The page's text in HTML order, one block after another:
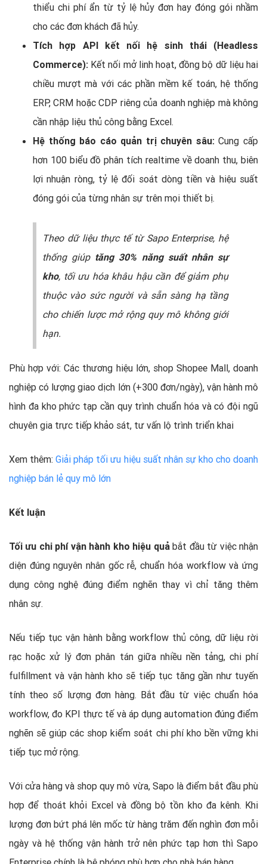
thiểu chi phí ẩn từ tỷ lệ hủy đơn hay đóng gói nhầm
cho các đơn khách đã hủy.
Tích hợp API kết nối hệ sinh thái (Headless
Commerce): Kết nối mở linh hoạt, đồng bộ dữ liệu hai
chiều mượt mà với các phần mềm kế toán, hệ thống
ERP, CRM hoặc CDP riêng của doanh nghiệp mà không
cần nhập liệu thủ công bằng Excel.
Hệ thống báo cáo quản trị chuyên sâu:Cung cấp
hơn 100 biểu đồ phân tích realtime về doanh thu, biên
lợi nhuận ròng, tỷ lệ đối soát dòng tiền và hiệu suất
đóng gói của từng nhân sự trên mọi thiết bị.
Theo dữ liệu thực tế từ Sapo Enterprise, hệ
thống giúptăng 30% năng suất nhân sự
kho, tối ưu hóa khâu hậu cần để giảm phụ
thuộc vào sức người và sẵn sàng hạ tầng
cho chiến lược mở rộng quy mô không giới
hạn.
Phù hợp với: Các thương hiệu lớn, shop Shopee Mall, doanh
nghiệp có lượng giao dịch lớn (+300 đơn/ngày), vận hành mô
hình đa kho phức tạp cần quy trình chuẩn hóa và có đội ngũ
chuyên gia trực tiếp khảo sát, tư vấn lộ trình triển khai
Xem thêm:Giải pháp tối ưu hiệu suất nhân sự kho cho doanh
nghiệp bán lẻ quy mô lớn
Kết luận
Tối ưu chi phí vận hành kho hiệu quảbắt đầu từ việc nhận
diện đúng nguyên nhân gốc rễ, chuẩn hóa workflow và ứng
dụng công nghệ đúng điểm nghẽn thay vì chỉ tăng thêm
nhân sự.
Nếu tiếp tục vận hành bằng workflow thủ công, dữ liệu rời
rạc hoặc xử lý đơn phân tán giữa nhiều nền tảng, chi phí
fulfillment và vận hành kho sẽ tiếp tục tăng gần như tuyến
tính theo số lượng đơn hàng. Bắt đầu từ việc chuẩn hóa
workflow, đo KPI thực tế và áp dụng automation đúng điểm
nghẽn sẽ giúp các shop kiểm soát chi phí kho bền vững khi
tiếp tục mở rộng.
Với cửa hàng và shop quy mô vừa, Sapo là điểm bắt đầu phù
hợp để thoát khỏi Excel và đồng bộ tồn kho đa kênh. Khi
lượng đơn bứt phá lên mốc từ hàng trăm đến nghìn đơn mỗi
ngày và hệ thống vận hành trở nên phức tạp hơn thì Sapo